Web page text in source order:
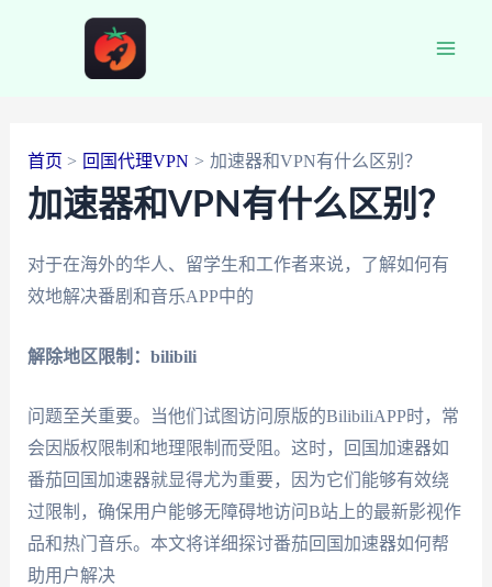
首页 回国代理VPN 加速器和VPN有什么区别？
加速器和VPN有什么区别？
对于在海外的华人、留学生和工作者来说，了解如何有
效地解决番剧和音乐APP中的
解除地区限制：bilibili
问题至关重要。当他们试图访问原版的BilibiliAPP时，常
会因版权限制和地理限制而受阻。这时，回国加速器如
番茄回国加速器就显得尤为重要，因为它们能够有效绕
过限制，确保用户能够无障碍地访问B站上的最新影视作
品和热门音乐。本文将详细探讨番茄回国加速器如何帮
助用户解决